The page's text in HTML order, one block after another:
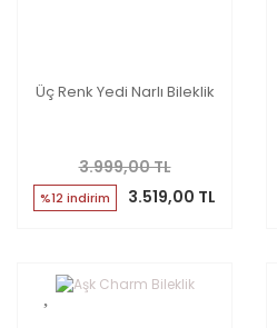
Üç Renk Yedi Narlı Bileklik
3.999,00 TL
%12 indirim 3.519,00 TL